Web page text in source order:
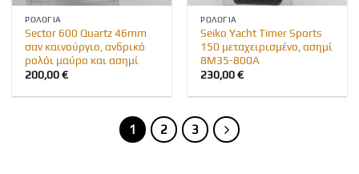
ΡΟΛΌΓΙΑ
Sector 600 Quartz 46mm
σαν καινούργιο, ανδρικό
ρολόι μαύρο και ασημί
200,00€
ΡΟΛΌΓΙΑ
Seiko Yacht Timer Sports
150 μεταχειρισμένο, ασημί
8M35-800A
230,00€
1 2 3